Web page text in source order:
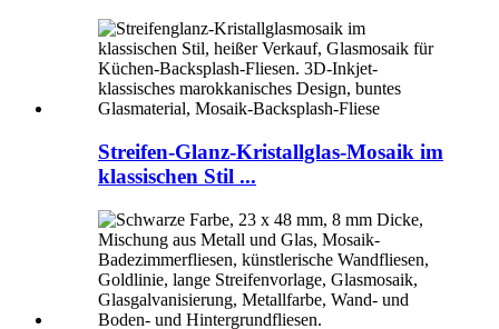
Streifen-Glanz-Kristallglas-Mosaik im
klassischen Stil ...